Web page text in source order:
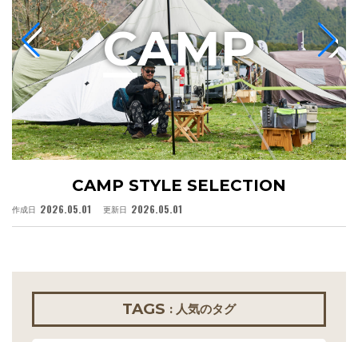
CAMP STYLE SELECTION
作成日 2026.05.01 更新日 2026.05.01
CAMP
TAGS : 人気のタグ